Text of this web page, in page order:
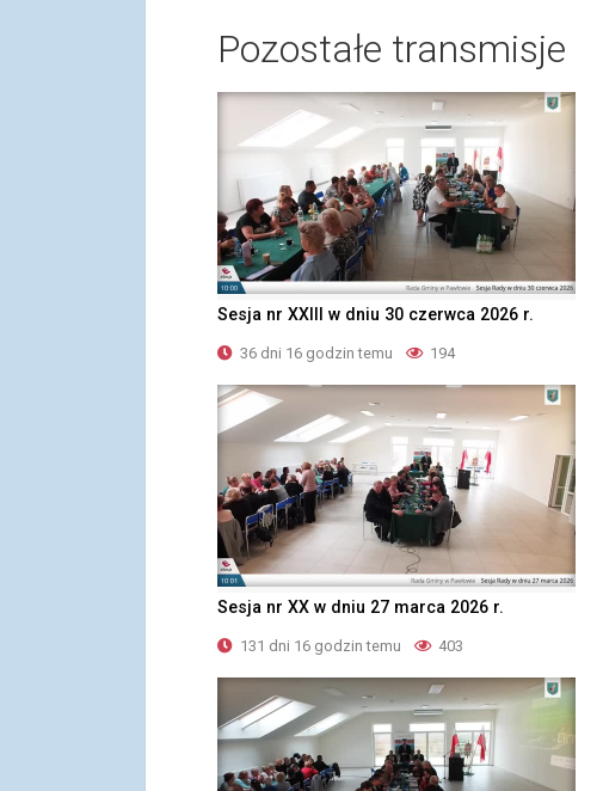
Pozostałe transmisje
Sesja nr XXIII w dniu 30 czerwca 2026 r.
36 dni 16 godzin temu 194
Sesja nr XX w dniu 27 marca 2026 r.
131 dni 16 godzin temu 403